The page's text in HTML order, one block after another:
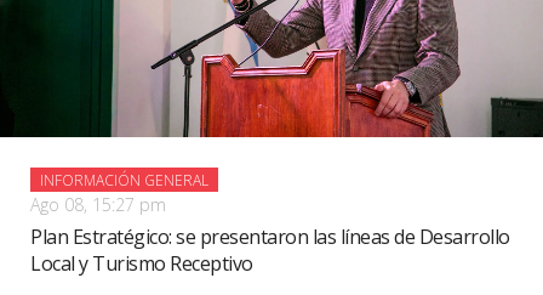
INFORMACIÓN GENERAL
Ago 08, 15:27 pm
Plan Estratégico: se presentaron las líneas de Desarrollo
Local y Turismo Receptivo